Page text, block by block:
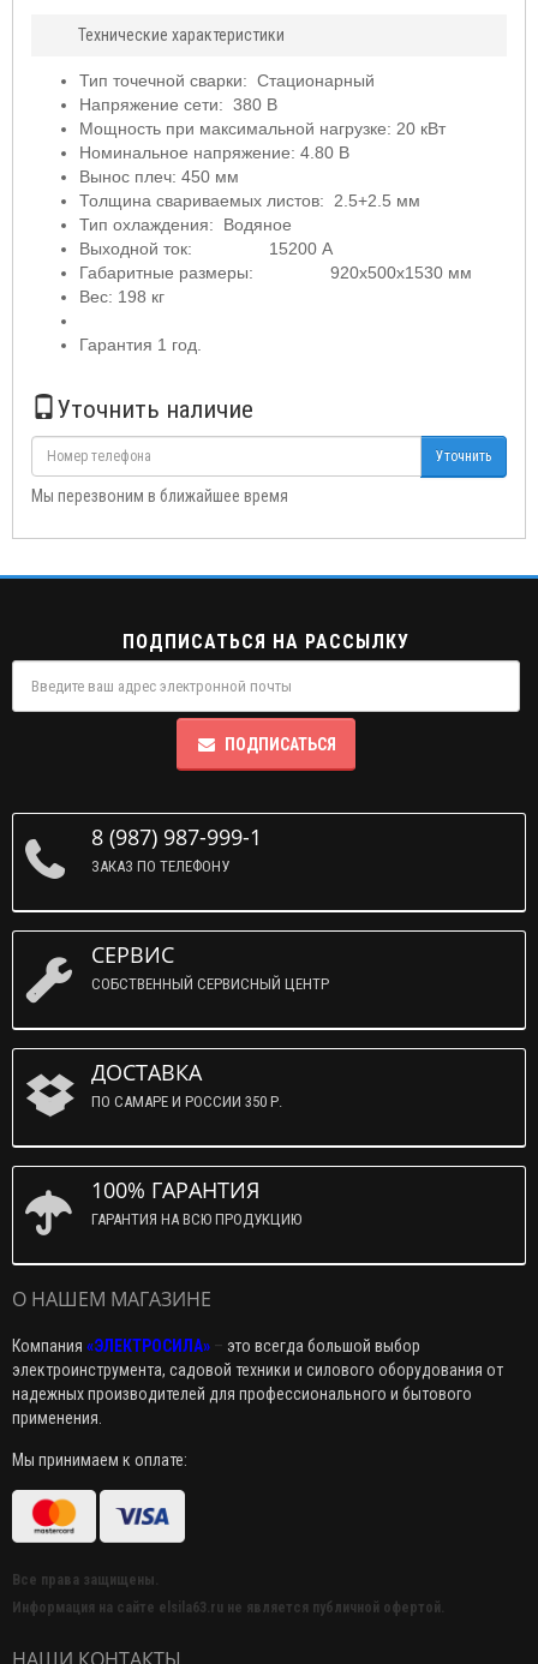
Технические характеристики
Тип точечной сварки: Стационарный
Напряжение сети: 380 В
Мощность при максимальной нагрузке: 20 кВт
Номинальное напряжение: 4.80 В
Вынос плеч: 450 мм
Толщина свариваемых листов: 2.5+2.5 мм
Тип охлаждения: Водяное
Выходной ток: 15200 А
Габаритные размеры: 920х500х1530 мм
Вес: 198 кг
Гарантия 1 год.
Уточнить наличие
Уточнить
Мы перезвоним в ближайшее время
ПОДПИСАТЬСЯ НА РАССЫЛКУ
ПОДПИСАТЬСЯ
8 (987) 987-999-1
ЗАКАЗ ПО ТЕЛЕФОНУ
СЕРВИС
СОБСТВЕННЫЙ СЕРВИСНЫЙ ЦЕНТР
ДОСТАВКА
ПО САМАРЕ И РОССИИ 350 Р.
100% ГАРАНТИЯ
ГАРАНТИЯ НА ВСЮ ПРОДУКЦИЮ
О НАШЕМ МАГАЗИНЕ
Компания «ЭЛЕКТРОСИЛА» – это всегда большой выбор
электроинструмента, садовой техники и силового оборудования от
надежных производителей для профессионального и бытового
применения.
Мы принимаем к оплате:
Все права защищены.
Информация на сайте elsila63.ru не является публичной офертой.